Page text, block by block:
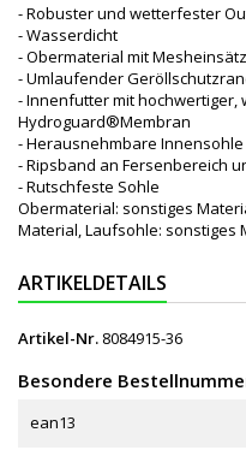
- Robuster und wetterfester
- Wasserdicht
- Obermaterial mit
- Umlaufender
- Innenfutter mit
Hydroguard®Membran
- Herausnehmbare Innensohle
- Ripsband an Fersenbereich
- Rutschfeste Sohle
Obermaterial: sonstiges
Material, Laufsohle: sonstiges
ARTIKELDETAILS
Artikel-Nr. 8084915-36
Besondere
ean13